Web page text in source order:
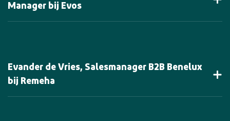
Manager bij Evos
Evander de Vries, Salesmanager B2B Benelux
bij Remeha